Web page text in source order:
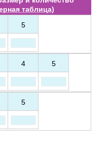
таблица)
5
4 5
5